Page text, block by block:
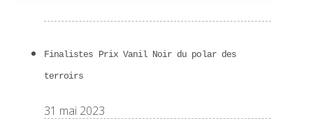
Finalistes Prix Vanil Noir du polar des
terroirs
31 mai 2023